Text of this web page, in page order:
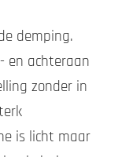
demping.
en achteraan
zonder in
is licht maar